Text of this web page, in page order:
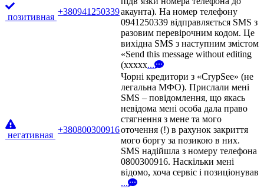
позитивная
+380941250339акаунта). На номер телефону
0941250339 відправляється SMS з
разовим перевірочним кодом. Це
вихідна SMS з наступним змістом
«Send this message without editing
(xxxxx...
негативная
+380800300916
Чорні кредитори з «CrypSee» (не
легальна МФО). Прислали мені
SMS – повідомлення, що якась
невідома мені особа дала право
стягнення з мене та мого
оточення (!) в рахунок закриття
мого боргу за позикою в них.
SMS надійшла з номеру телефона
0800300916. Наскільки мені
відомо, хоча сервіс і позиціонував
...